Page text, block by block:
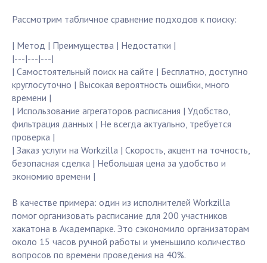
Рассмотрим табличное сравнение подходов к поиску:
| Метод | Преимущества | Недостатки |
|---|---|---|
| Самостоятельный поиск на сайте | Бесплатно, доступно
круглосуточно | Высокая вероятность ошибки, много
времени |
| Использование агрегаторов расписания | Удобство,
фильтрация данных | Не всегда актуально, требуется
проверка |
| Заказ услуги на Workzilla | Скорость, акцент на точность,
безопасная сделка | Небольшая цена за удобство и
экономию времени |
В качестве примера: один из исполнителей Workzilla
помог организовать расписание для 200 участников
хакатона в Академпарке. Это сэкономило организаторам
около 15 часов ручной работы и уменьшило количество
вопросов по времени проведения на 40%.